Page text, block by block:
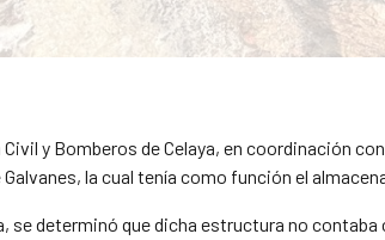
y Bomberos de Celaya, en coordinación
la cual tenía como función el
se determinó que dicha estructura no